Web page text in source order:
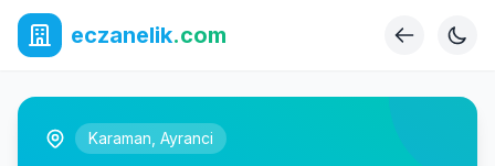
eczanelik.com
Karaman Ayranci